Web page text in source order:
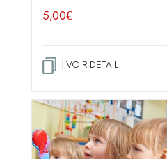
5,00€
VOIR DETAIL